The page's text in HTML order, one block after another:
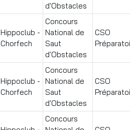
d'Obstacles
Hippoclub -
Chorfech
Concours
National de
Saut
d'Obstacles
CSO
Hippoclub -
Chorfech
Concours
National de
Saut
d'Obstacles
CSO
Concours